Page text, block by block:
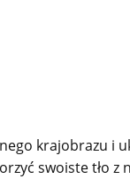
krajobrazu i
swoiste tło